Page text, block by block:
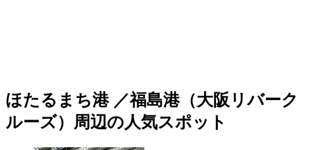
ほたるまち港 ／福島港（大阪リバーク
ルーズ）周辺の人気スポット